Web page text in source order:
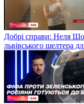
Добрі справи: Неля
львівського шелтера